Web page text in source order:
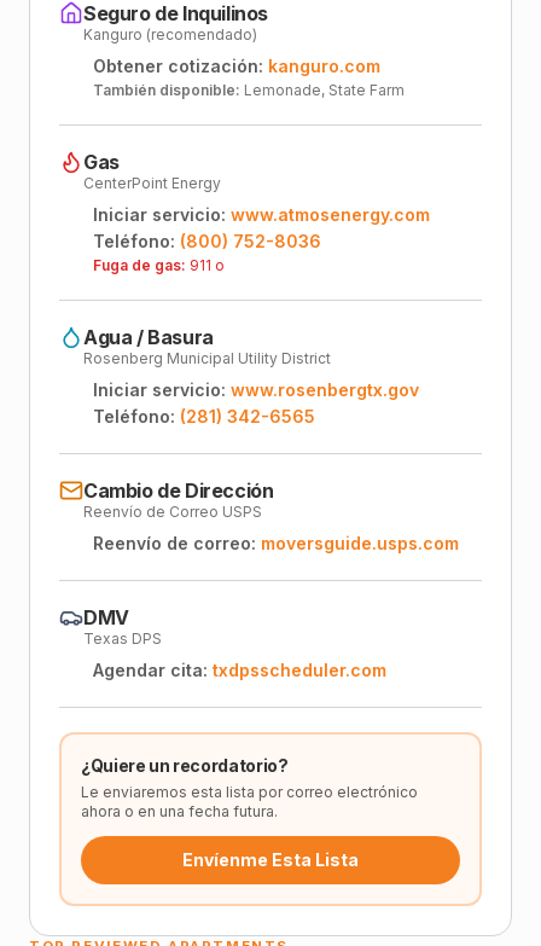
Seguro de Inquilinos
Kanguro (recomendado)
Obtener cotización: kanguro.com
También disponible: Lemonade, State Farm
Gas
CenterPoint Energy
Iniciar servicio: www.atmosenergy.com
Teléfono: (800) 752-8036
Fuga de gas: 911 o
Agua / Basura
Rosenberg Municipal Utility District
Iniciar servicio: www.rosenbergtx.gov
Teléfono: (281) 342-6565
Cambio de Dirección
Reenvío de Correo USPS
Reenvío de correo: moversguide.usps.com
DMV
Texas DPS
Agendar cita: txdpsscheduler.com
¿Quiere un recordatorio?
Le enviaremos esta lista por correo electrónico
ahora o en una fecha futura.
Envíenme Esta Lista